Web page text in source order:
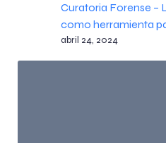
Curatoria Forense –
como herramienta
abril 24, 2024